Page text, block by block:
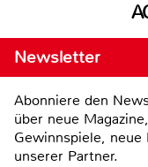
Newsletter
Abonniere den
über neue
Gewinnspiele,
unserer Partner.